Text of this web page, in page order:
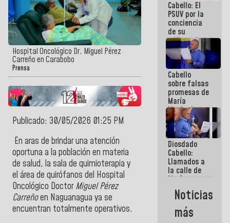
Hospital Oncológico Dr. Miguel Pérez
Carreño en Carabobo
Prensa
Publicado: 30/05/2026 01:25 PM
En aras de brindar una atención
oportuna a la población en materia
de salud, la sala de quimioterapia y
el área de quirófanos del Hospital
Oncológico DoctorMiguel Pérez
Carreñoen Naguanagua ya se
encuentran totalmente operativos.
Cabello: El
PSUV por la
conciencia
de su
militancia
es la
organización
política más
sólida de
Venezuela
Cabello
sobre falsas
promesas de
María
Machado:
¿Quién le
puede creer?
¿Y la gente
que ella iba
a salvar en
La Guaira?
Diosdado
Cabello:
Llamados a
la calle de
María
Machado se
estrellaron
de frente
contra el
Noticias
más